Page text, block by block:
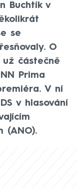
Buchtík v
se
O
částečně
Prima
V ní
v hlasování
(ANO).